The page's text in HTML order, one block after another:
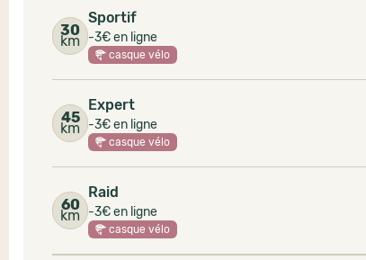
30
km
Sportif
-3€ en ligne
casque vélo
45
km
Expert
-3€ en ligne
casque vélo
60
km
Raid
-3€ en ligne
casque vélo